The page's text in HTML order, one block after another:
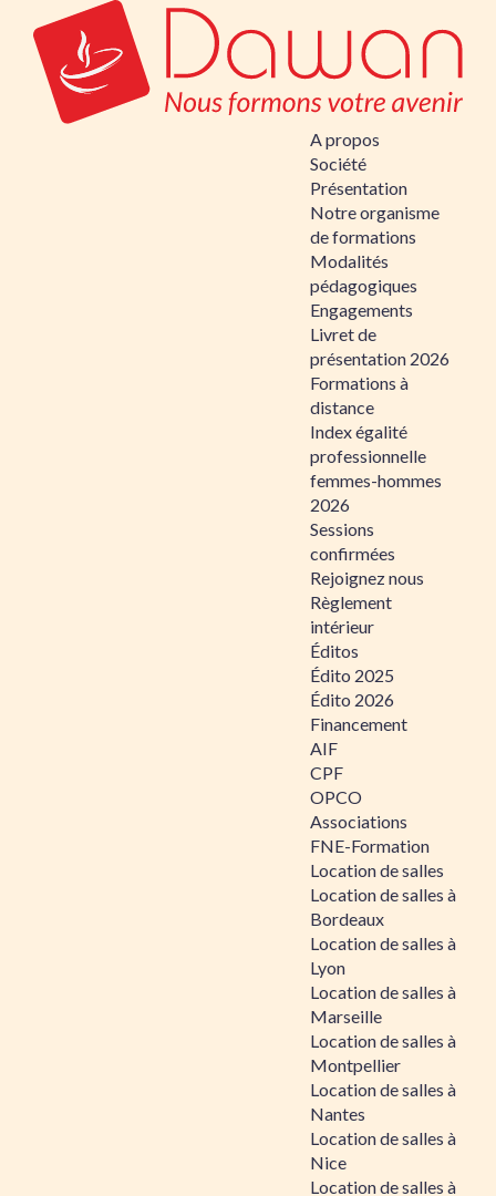
A propos
Société
Présentation
Notre organisme
de formations
Modalités
pédagogiques
Engagements
Livret de
présentation 2026
Formations à
distance
Index égalité
professionnelle
femmes-hommes
2026
Sessions
confirmées
Rejoignez nous
Règlement
intérieur
Éditos
Édito 2025
Édito 2026
Financement
AIF
CPF
OPCO
Associations
FNE-Formation
Location de salles
Location de salles à
Bordeaux
Location de salles à
Lyon
Location de salles à
Marseille
Location de salles à
Montpellier
Location de salles à
Nantes
Location de salles à
Nice
Location de salles à